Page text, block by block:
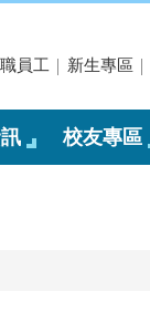
員工 新生專區
校友專區